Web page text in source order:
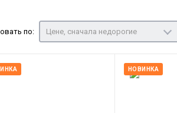
по: Цене, сначала недорогие
НОВИНКА